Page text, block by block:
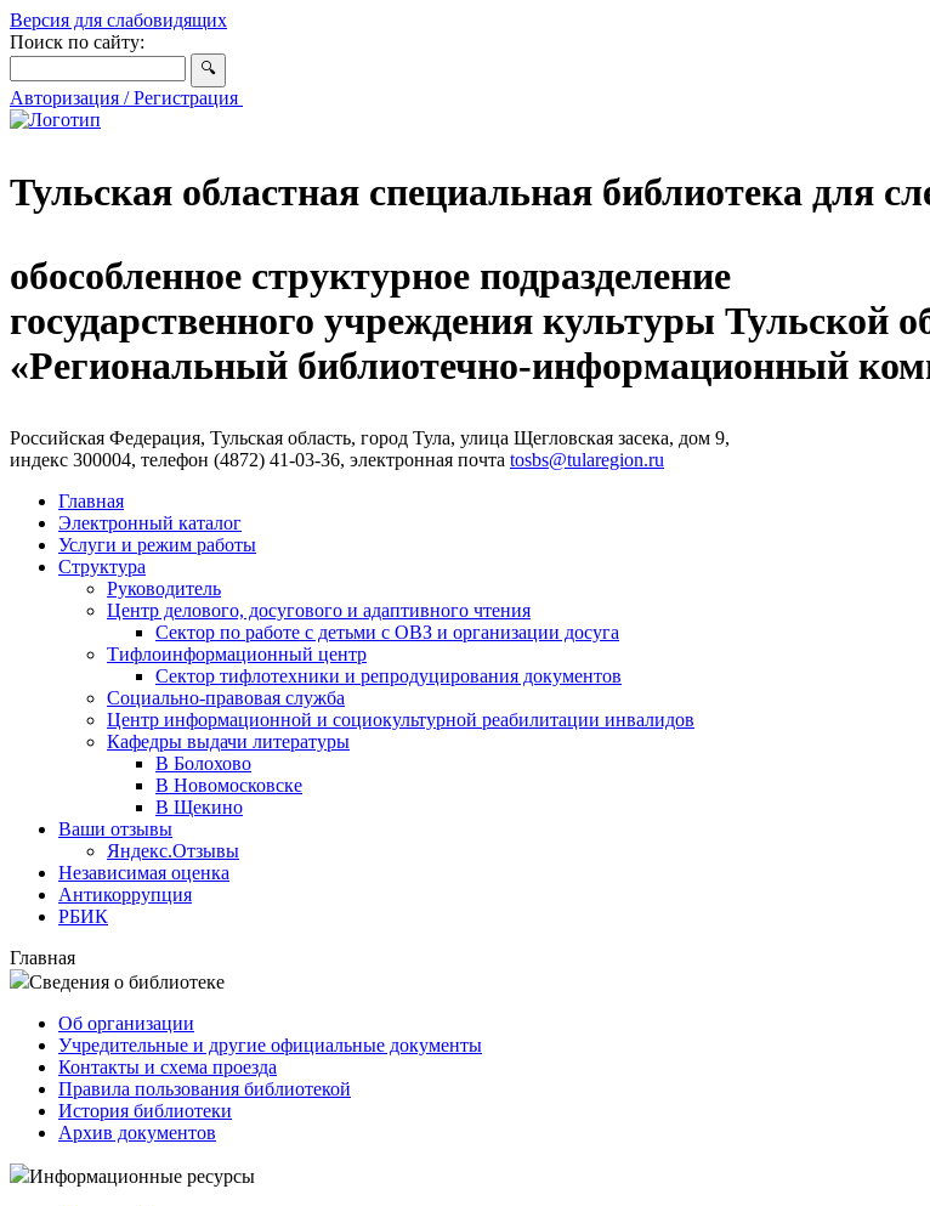
Версия для слабовидящих
Поиск по сайту:
Авторизация / Регистрация
Тульская областная специальная библиотека для
обособленное структурное подразделение
государственного учреждения культуры Тульской
«Региональный библиотечно-информационный
Российская Федерация, Тульская область, город Тула, улица Щегловская засека, дом 9,
индекс 300004, телефон (4872) 41-03-36, электронная почта tosbs@tularegion.ru
Главная
Электронный каталог
Услуги и режим работы
Структура
Руководитель
Центр делового, досугового и адаптивного чтения
Сектор по работе с детьми с ОВЗ и организации досуга
Тифлоинформационный центр
Сектор тифлотехники и репродуцирования документов
Социально-правовая служба
Центр информационной и социокультурной реабилитации инвалидов
Кафедры выдачи литературы
В Болохово
В Новомосковске
В Щекино
Ваши отзывы
Яндекс.Отзывы
Независимая оценка
Антикоррупция
РБИК
Главная
Сведения о библиотеке
Об организации
Учредительные и другие официальные документы
Контакты и схема проезда
Правила пользования библиотекой
История библиотеки
Архив документов
Информационные ресурсы